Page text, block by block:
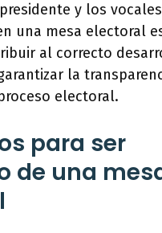
y los
una mesa electoral
al correcto
la
electoral.
para ser
de una